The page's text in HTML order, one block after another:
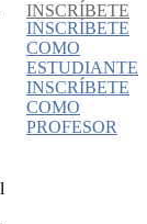
INSCRÍBETE
INSCRÍBETE
COMO
ESTUDIANTE
INSCRÍBETE
COMO
PROFESOR